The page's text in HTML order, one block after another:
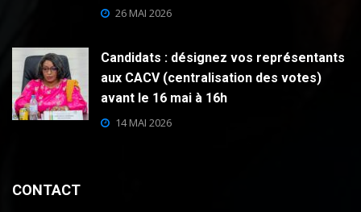
26 MAI 2026
Candidats : désignez vos représentants
aux CACV (centralisation des votes)
avant le 16 mai à 16h
14 MAI 2026
CONTACT